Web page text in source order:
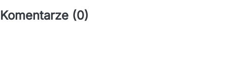
Komentarze (0)